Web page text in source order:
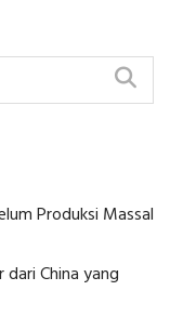
Produksi Massal
China yang